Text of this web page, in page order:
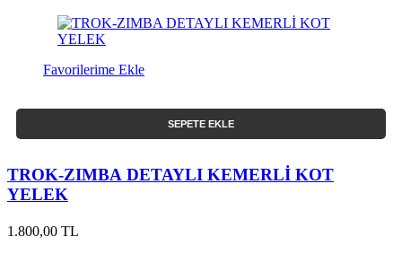
Favorilerime Ekle
SEPETE EKLE
TROK-ZIMBA DETAYLI KEMERLİ KOT
YELEK
1.800,00 TL